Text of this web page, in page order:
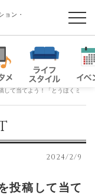
ョン・
して当てよう！「とうほくミ
2024/2/9
投稿して当て